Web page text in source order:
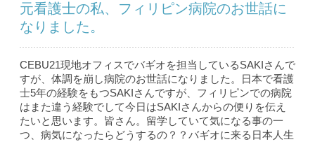
元看護士の私、フィリピン病院のお世話に
なりました。
CEBU21現地オフィスでバギオを担当しているSAKIさんで
すが、体調を崩し病院のお世話になりました。日本で看護
士5年の経験をもつSAKIさんですが、フィリピンでの病院
はまた違う経験でして今日はSAKIさんからの便りを伝え
たいと思います。皆さん。留学していて気になる事の一
つ、病気になったらどうするの？？バギオに来る日本人生